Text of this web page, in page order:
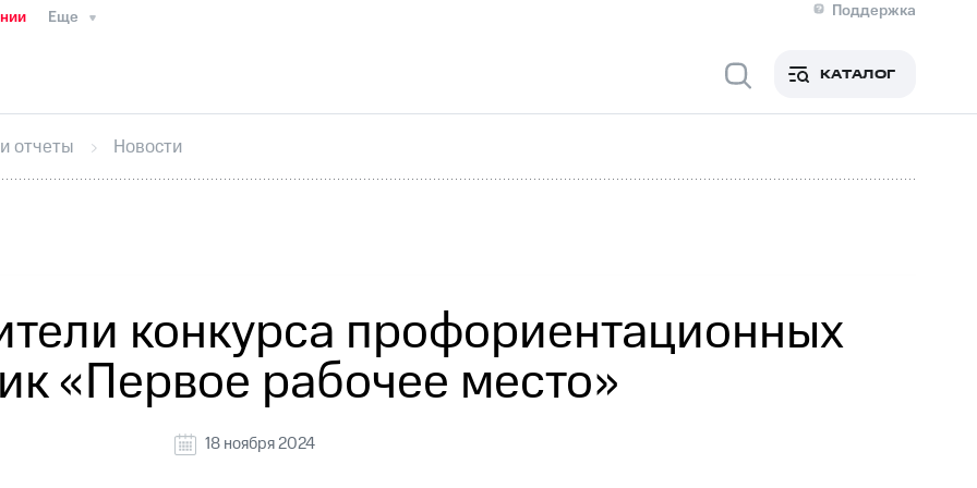
Еще
Поддержка
Медиа-центр
ИнтервьюФинансовая отчетностьКонтактыПригласить спикера
секретарьРаскрытие информации
кабинет акционераАкционерный капиталКонтроль и аудитРынок акций
КАТАЛОГ
отчеты Новости
конкурса профориентационных
«Первое рабочее место»
18 ноября 2024